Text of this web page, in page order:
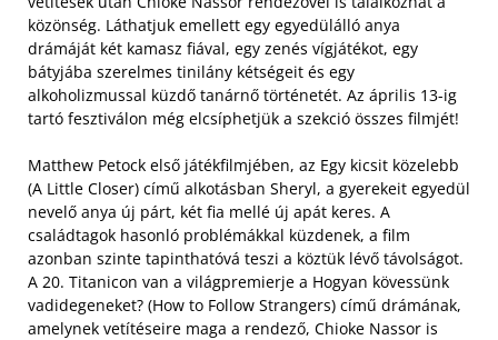
közönség. Láthatjuk emellett egy egyedülálló anya
drámáját két kamasz fiával, egy zenés vígjátékot, egy
bátyjába szerelmes tinilány kétségeit és egy
alkoholizmussal küzdő tanárnő történetét. Az április 13-ig
tartó fesztiválon még elcsíphetjük a szekció összes filmjét!
Matthew Petock első játékfilmjében, az Egy kicsit közelebb
(A Little Closer) című alkotásban Sheryl, a gyerekeit egyedül
nevelő anya új párt, két fia mellé új apát keres. A
családtagok hasonló problémákkal küzdenek, a film
azonban szinte tapinthatóvá teszi a köztük lévő távolságot.
A 20. Titanicon van a világpremierje a Hogyan kövessünk
vadidegeneket? (How to Follow Strangers) című drámának,
amelynek vetítéseire maga a rendező, Chioke Nassor is